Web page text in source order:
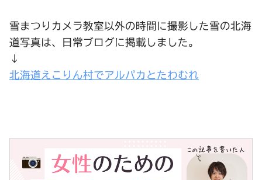
雪まつりカメラ教室以外の時間に撮影した雪の北海
道写真は、日常ブログに掲載しました。
↓
北海道えこりん村でアルパカとたわむれ